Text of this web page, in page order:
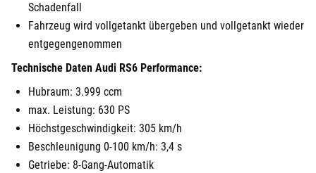
Schadenfall
Fahrzeug wird vollgetankt übergeben und vollgetankt wieder
entgegengenommen
Technische Daten Audi RS6 Performance:
Hubraum: 3.999 ccm
max. Leistung: 630 PS
Höchstgeschwindigkeit: 305 km/h
Beschleunigung 0-100 km/h: 3,4 s
Getriebe: 8-Gang-Automatik